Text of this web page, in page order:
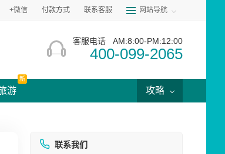
+微信 付款方式 联系客服 网站导航
客服电话 AM:8:00-PM:12:00
400-099-2065
游
新
攻略
联系我们